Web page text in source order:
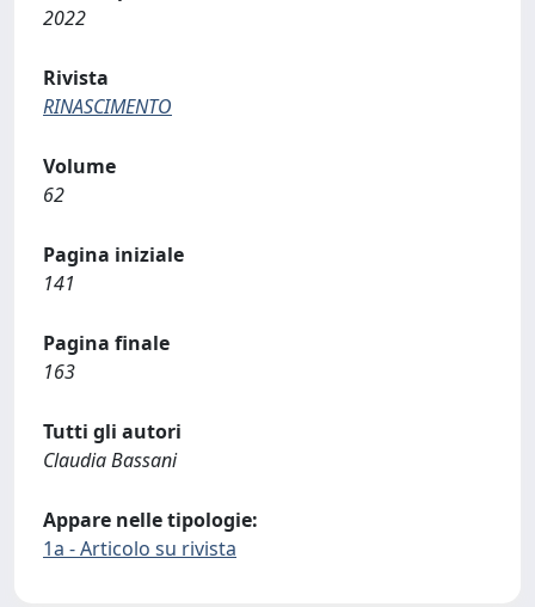
2022
Rivista
RINASCIMENTO
Volume
62
Pagina iniziale
141
Pagina finale
163
Tutti gli autori
Claudia Bassani
Appare nelle tipologie:
1a - Articolo su rivista